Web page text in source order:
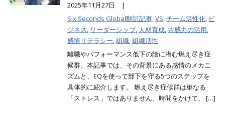
2025年11月27日 |
Six Seconds Global翻訳記事,VS,チーム活性化, ビ
ジネス, リーダーシップ, 人材育成,共感力の活用,
感情リテラシー,組織,組織活性
離職やパフォーマンス低下の陰に潜む燃え尽き症
候群。本記事では、その背景にある感情のメカニ
ズムと、EQを使って部下を守る5つのステップを
具体的に紹介します。 燃え尽き症候群は単なる
「ストレス」ではありません。時間をかけて、 […]